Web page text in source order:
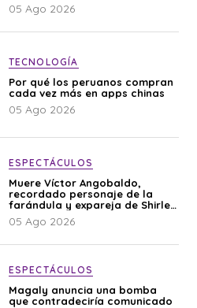
05 Ago 2026
TECNOLOGÍA
Por qué los peruanos compran
cada vez más en apps chinas
05 Ago 2026
ESPECTÁCULOS
Muere Víctor Angobaldo,
recordado personaje de la
farándula y expareja de Shirley
Cherres
05 Ago 2026
ESPECTÁCULOS
Magaly anuncia una bomba
que contradeciría comunicado